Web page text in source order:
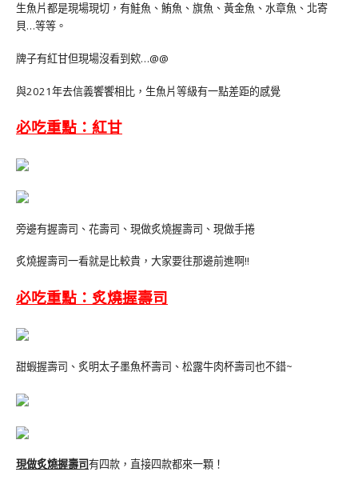
生魚片都是現場現切，有鮭魚、鮪魚、旗魚、黃金魚、水章魚、北寄
貝…等等。
牌子有紅甘但現場沒看到欸…@@
與2021年去信義饗饗相比，生魚片等級有一點差距的感覺
必吃重點：紅甘
旁邊有握壽司、花壽司、現做炙燒握壽司、現做手捲
炙燒握壽司一看就是比較貴，大家要往那邊前進啊!!
必吃重點：炙燒握壽司
甜蝦握壽司、炙明太子墨魚杯壽司、松露牛肉杯壽司也不錯~
現做炙燒握壽司有四款，直接四款都來一顆！